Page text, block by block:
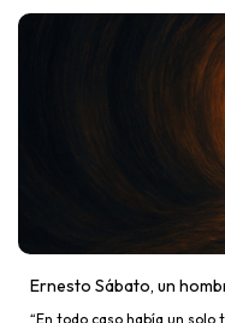
Ernesto Sábato, un
“En todo caso había un